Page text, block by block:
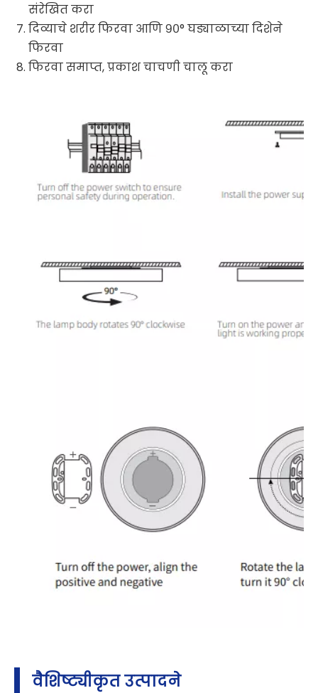
संरेखित करा
दिव्याचे शरीर फिरवा आणि ९०° घड्याळाच्या दिशेने
फिरवा
फिरवा समाप्त, प्रकाश चाचणी चालू करा
वैशिष्ट्यीकृत उत्पादने